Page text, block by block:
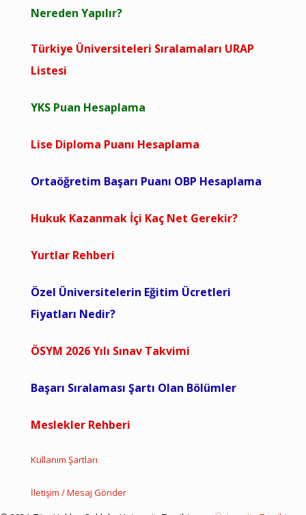
Nereden Yapılır?
Türkiye Üniversiteleri Sıralamaları URAP
Listesi
YKS Puan Hesaplama
Lise Diploma Puanı Hesaplama
Ortaöğretim Başarı Puanı OBP Hesaplama
Hukuk Kazanmak İçi Kaç Net Gerekir?
Yurtlar Rehberi
Özel Üniversitelerin Eğitim Ücretleri
Fiyatları Nedir?
ÖSYM 2026 Yılı Sınav Takvimi
Başarı Sıralaması Şartı Olan Bölümler
Meslekler Rehberi
Kullanım Şartları
İletişim / Mesaj Gönder